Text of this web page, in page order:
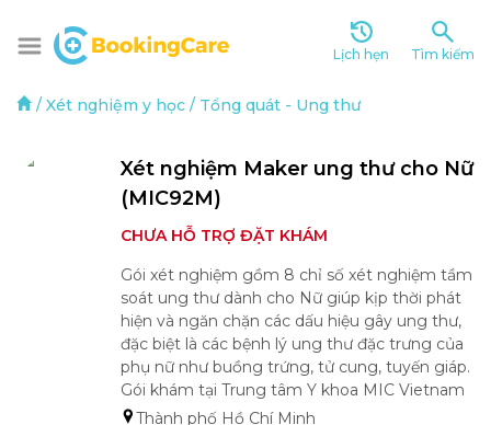
Lịch hẹn Tìm kiếm
/ Xét nghiệm y học / Tổng quát - Ung thư
Xét nghiệm Maker ung thư cho Nữ
(MIC92M)
CHƯA HỖ TRỢ ĐẶT KHÁM
Gói xét nghiệm gồm 8 chỉ số xét nghiệm tầm
soát ung thư dành cho Nữ giúp kịp thời phát
hiện và ngăn chặn các dấu hiệu gây ung thư,
đặc biệt là các bệnh lý ung thư đặc trưng của
phụ nữ như buồng trứng, tử cung, tuyến giáp.
Gói khám tại Trung tâm Y khoa MIC Vietnam
Thành phố Hồ Chí Minh